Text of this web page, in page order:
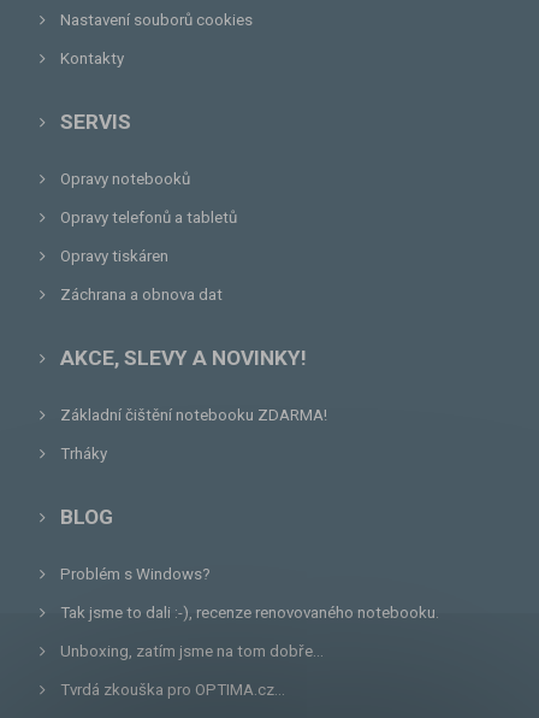
Nastavení souborů cookies
Kontakty
SERVIS
Opravy notebooků
Opravy telefonů a tabletů
Opravy tiskáren
Záchrana a obnova dat
AKCE, SLEVY A NOVINKY!
Základní čištění notebooku ZDARMA!
Trháky
BLOG
Problém s Windows?
Tak jsme to dali :-), recenze renovovaného notebooku.
Unboxing, zatím jsme na tom dobře...
Tvrdá zkouška pro OPTIMA.cz...